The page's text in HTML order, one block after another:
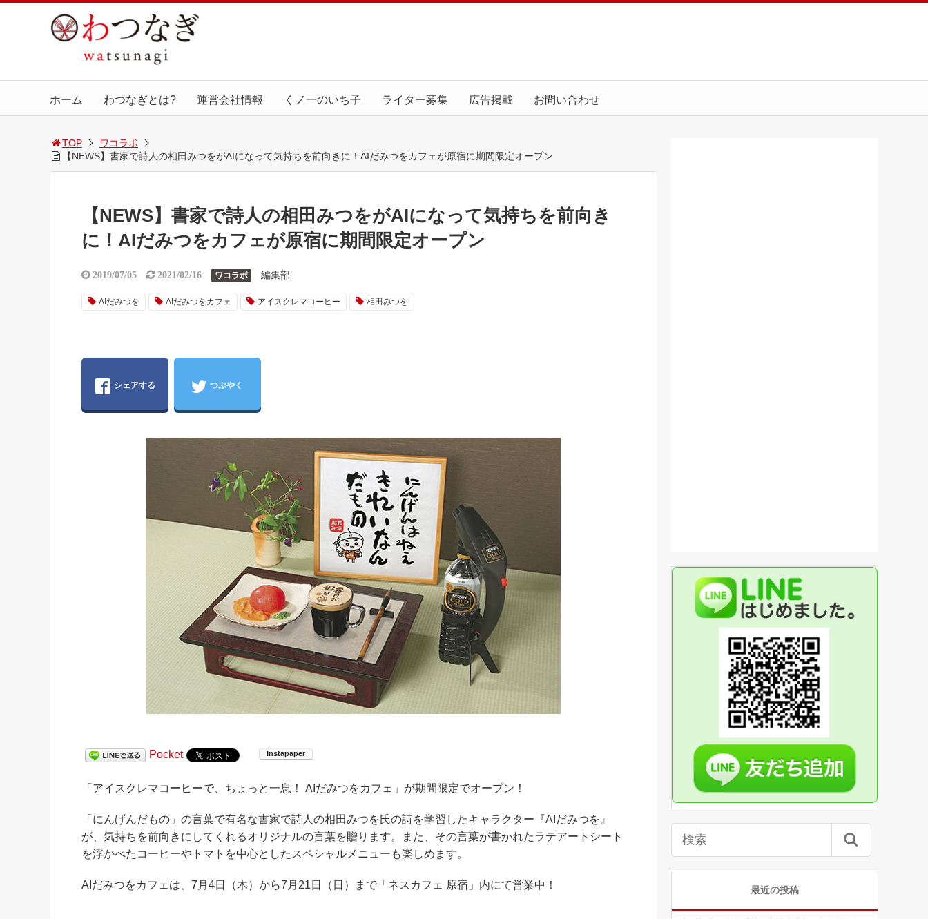
ホーム わつなぎとは? 運営会社情報 くノ一のいち子 ライター募集 広告掲載 お問い合わせ
TOP
ワコラボ
【NEWS】書家で詩人の相田みつをがAIになって気持ちを前向きに！AIだみつをカフェが原宿に期間限定オープン
【NEWS】書家で詩人の相田みつをがAIになって気持ちを前向き
に！AIだみつをカフェが原宿に期間限定オープン
2019/07/05 2021/02/16 ワコラボ 編集部
AIだみつを AIだみつをカフェ アイスクレマコーヒー 相田みつを
シェアする つぶやく
Pocket
「アイスクレマコーヒーで、ちょっと一息！ AIだみつをカフェ」が期間限定でオープン！
「にんげんだもの」の言葉で有名な書家で詩人の相田みつを氏の詩を学習したキャラクター『AIだみつを』
が、気持ちを前向きにしてくれるオリジナルの言葉を贈ります。また、その言葉が書かれたラテアートシート
を浮かべたコーヒーやトマトを中心としたスペシャルメニューも楽しめます。
AIだみつをカフェは、7月4日（木）から7月21日（日）まで「ネスカフェ 原宿」内にて営業中！ 最近の投稿